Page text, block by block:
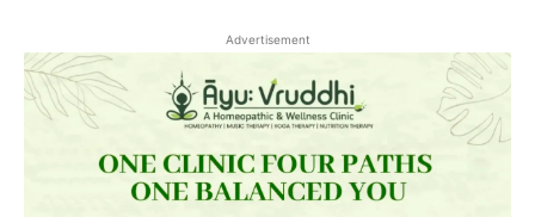
Advertisement